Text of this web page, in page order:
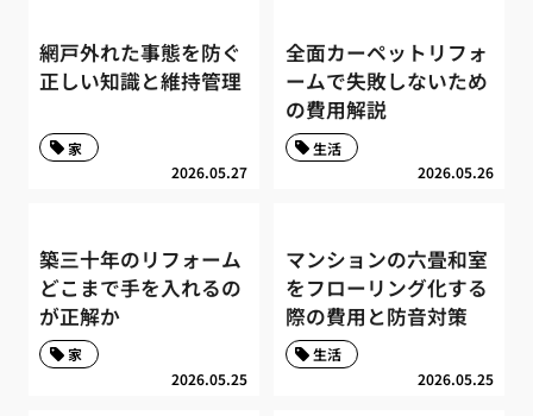
網戸外れた事態を防ぐ
正しい知識と維持管理
2026.05.27
家
全面カーペットリフォ
ームで失敗しないため
の費用解説
2026.05.26
生活
築三十年のリフォーム
どこまで手を入れるの
が正解か
2026.05.25
家
マンションの六畳和室
をフローリング化する
際の費用と防音対策
2026.05.25
生活